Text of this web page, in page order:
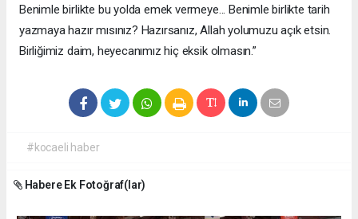
Benimle birlikte bu yolda emek vermeye... Benimle birlikte tarih
yazmaya hazır mısınız? Hazırsanız, Allah yolumuzu açık etsin.
Birliğimiz daim, heyecanımız hiç eksik olmasın.”
#kocaeli haber
Habere Ek Fotoğraf(lar)